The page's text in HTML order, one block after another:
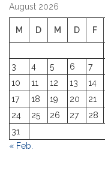
August 2026
M D M D F
3
4 5 6 7
10
11 12 13 14
17
18 19 20 21
24
25 26 27 28
31
« Feb.